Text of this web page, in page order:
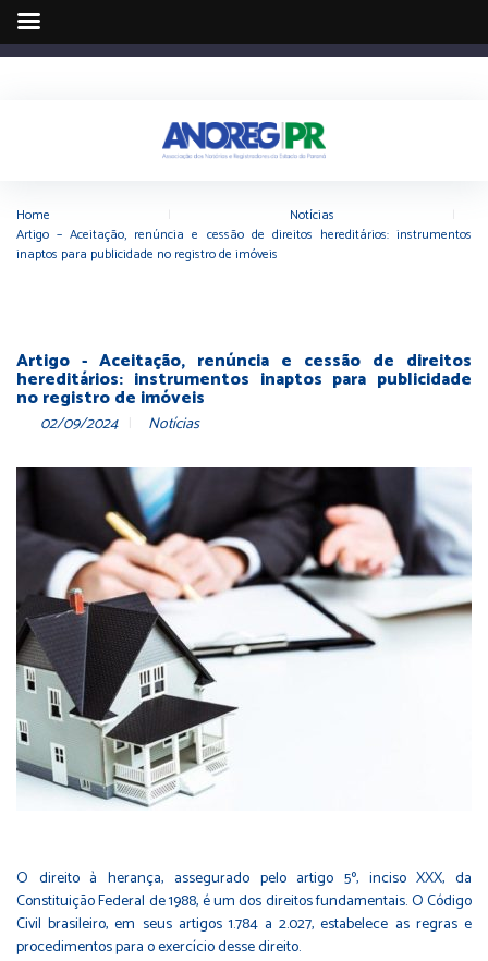
Home Notícias
Artigo – Aceitação, renúncia e cessão de direitos hereditários: instrumentos
inaptos para publicidade no registro de imóveis
Artigo - Aceitação, renúncia e cessão de direitos
hereditários: instrumentos inaptos para publicidade
no registro de imóveis
02/09/2024 Notícias
O direito à herança, assegurado pelo artigo 5º, inciso XXX, da
Constituição Federal de 1988, é um dos direitos fundamentais. O Código
Civil brasileiro, em seus artigos 1.784 a 2.027, estabelece as regras e
procedimentos para o exercício desse direito.